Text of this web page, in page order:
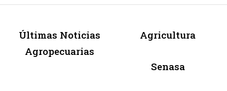
Últimas Noticias
Agropecuarias
Agricultura
Senasa